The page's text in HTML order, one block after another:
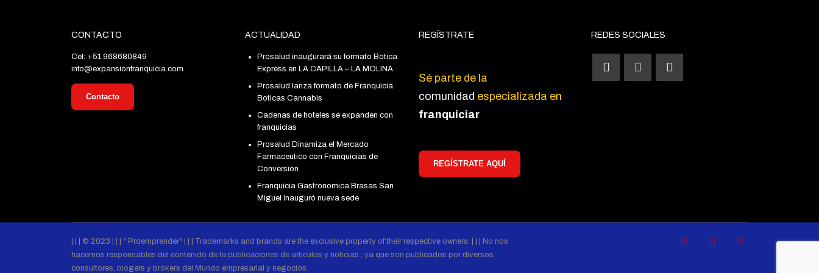
CONTACTO
Cel: +51 968680849
info@expansionfranquicia.com
Contacto
ACTUALIDAD
Prosalud inaugurará su formato Botica
Express en LA CAPILLA – LA MOLINA
Prosalud lanza formato de Franquicia
Boticas Cannabis
Cadenas de hoteles se expanden con
franquicias
Prosalud Dinamiza el Mercado
Farmaceutico con Franquicias de
Conversión
Franquicia Gastronomica Brasas San
Miguel inauguró nueva sede
REGÍSTRATE
Sé parte de la
comunidad especializada en
franquiciar
REGÍSTRATE AQUÍ
REDES SOCIALES
| | | © 2023 | | | " Proemprender" | | | Trademarks and brands are the exclusive property of their respective owners. | | | No nos
hacemos responsables del contenido de la publicaciones de artículos y noticias ; ya que son publicados por diversos
consultores, blogers y brokers del Mundo empresarial y negocios.